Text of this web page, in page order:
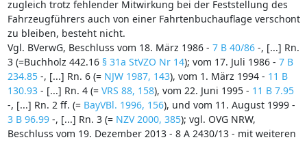
zugleich trotz fehlender Mitwirkung bei der Feststellung des
Fahrzeugführers auch von einer Fahrtenbuchauflage verschont
zu bleiben, besteht nicht.
Vgl. BVerwG, Beschluss vom 18. März 1986 - 7 B 40/86-, [...] Rn.
3 (=Buchholz 442.16 § 31a StVZO Nr 14); vom 17. Juli 1986 - 7 B
234.85-, [...] Rn. 6 (= NJW 1987, 143), vom 1. März 1994 - 11 B
130.93- [...] Rn. 4 (= VRS 88, 158), vom 22. Juni 1995 - 11 B 7.95
-, [...] Rn. 2 ff. (= BayVBl. 1996, 156), und vom 11. August 1999 -
3 B 96.99-, [...] Rn. 3 (= NZV 2000, 385); vgl. OVG NRW,
Beschluss vom 19. Dezember 2013 - 8 A 2430/13 - mit weiteren